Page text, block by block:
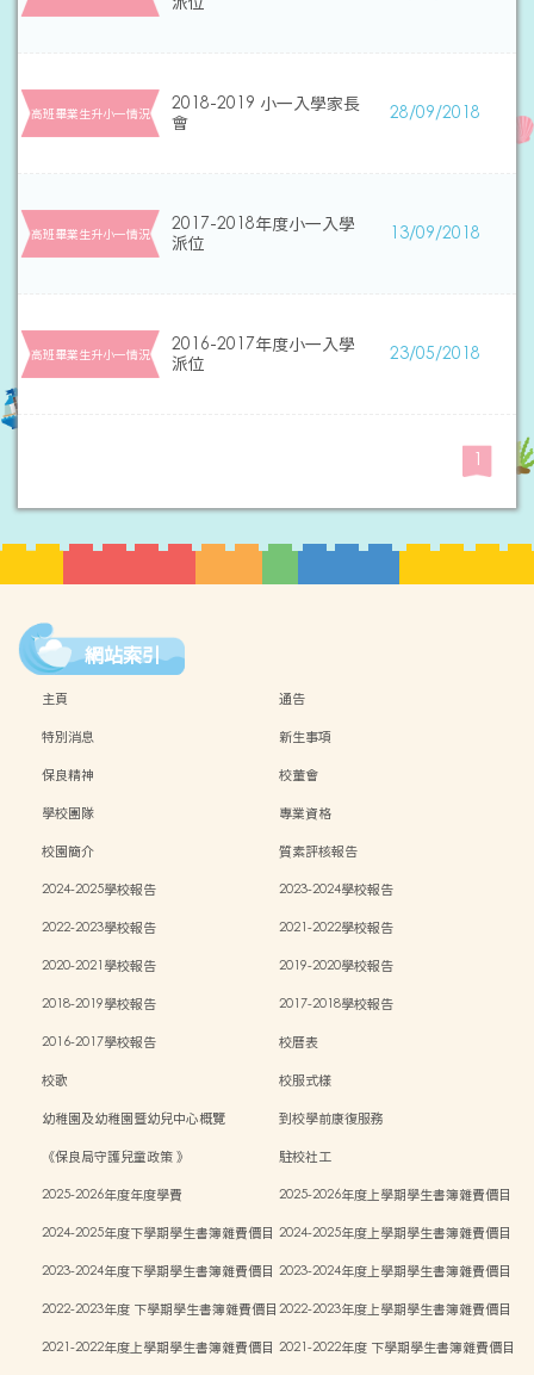
高班畢業生升小一情況
2018-2019 小一入學家長
會
28/09/2018
高班畢業生升小一情況
2017-2018年度小一入學
派位
13/09/2018
高班畢業生升小一情況
2016-2017年度小一入學
派位
23/05/2018
1
網站索引
主頁
通告
特別消息
新生事項
保良精神
校董會
學校團隊
專業資格
校園簡介
質素評核報告
2024-2025學校報告
2023-2024學校報告
2022-2023學校報告
2021-2022學校報告
2020-2021學校報告
2019-2020學校報告
2018-2019學校報告
2017-2018學校報告
2016-2017學校報告
校曆表
校歌
校服式樣
幼稚園及幼稚園暨幼兒中心概覽
到校學前康復服務
《保良局守護兒童政策 》
駐校社工
2025-2026年度年度學費
2025-2026年度上學期學生書簿雜費價目
2024-2025年度下學期學生書簿雜費價目 2024-2025年度上學期學生書簿雜費價目
2023-2024年度下學期學生書簿雜費價目 2023-2024年度上學期學生書簿雜費價目
2022-2023年度 下學期學生書簿雜費價目2022-2023年度上學期學生書簿雜費價目
2021-2022年度上學期學生書簿雜費價目 2021-2022年度 下學期學生書簿雜費價目